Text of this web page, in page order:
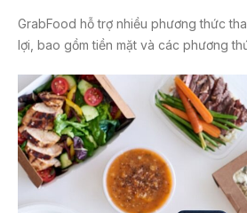
GrabFood hỗ trợ nhiều phương thức
lợi, bao gồm tiền mặt và các phương